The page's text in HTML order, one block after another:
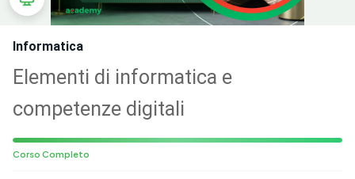
Informatica
Elementi di informatica e
competenze digitali
Corso Completo